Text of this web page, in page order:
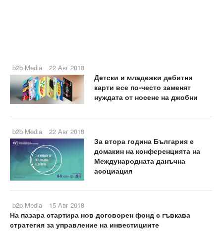
b2b Media 22 Авг 2018
Детски и младежки дебитни
карти все по-често заменят
нуждата от носене на джобни
b2b Media 22 Авг 2018
За втора година България е
домакин на конференцията на
Международната данъчна
асоциация
b2b Media 15 Авг 2018
На пазара стартира нов договорен фонд с гъвкава
стратегия за управление на инвестициите